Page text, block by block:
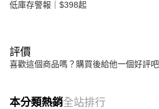
低庫存警報｜$398起
評價
喜歡這個商品嗎？購買後給他一個好評吧
本分類熱銷全站排行